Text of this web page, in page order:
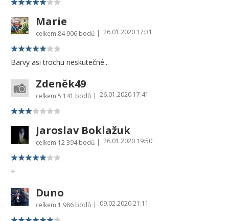
Marie
celkem 84 906 bodů | 26.01.2020 17:31
Barvy asi trochu neskutečné...
Zdeněk49
celkem 5 141 bodů | 26.01.2020 17:41
Jaroslav Boklažuk
celkem 12 394 bodů | 26.01.2020 19:50
+
Duno
celkem 1 986 bodů | 09.02.2020 21:11